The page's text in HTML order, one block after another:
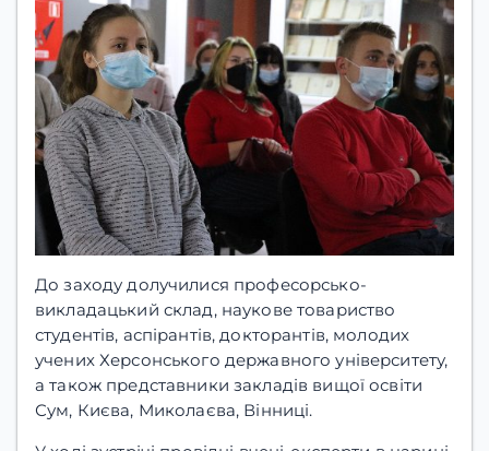
До заходу долучилися професорсько-
викладацький склад, наукове товариство
студентів, аспірантів, докторантів, молодих
учених Херсонського державного університету,
а також представники закладів вищої освіти
Сум, Києва, Миколаєва, Вінниці.